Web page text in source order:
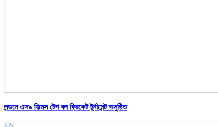
লন্ডনে এস৯ ফিল্মস টেপ বল ক্রিকেট টুর্নামেন্ট অনুষ্ঠিত